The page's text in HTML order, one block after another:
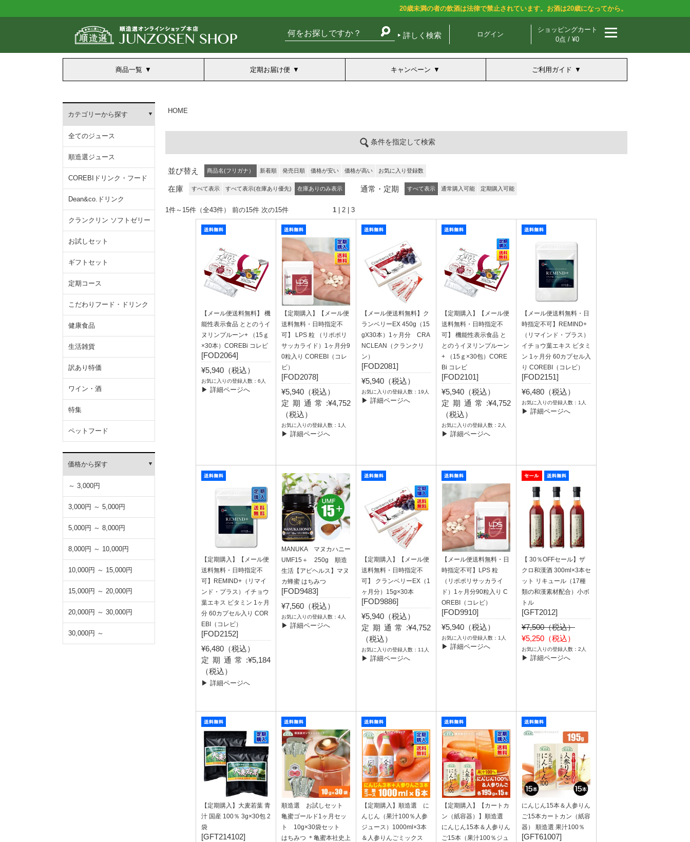
20歳未満の者の飲酒は法律で禁止されています。お酒は20歳になってから。
詳しく検索 ログイン
ショッピングカート
0点 / ¥0
商品一覧 定期お届け便 キャンペーン ご利用ガイド
カテゴリーから探す
全てのジュース
順造選ジュース
COREBIドリンク・フード
Dean&co.ドリンク
クランクリン ソフトゼリー
お試しセット
ギフトセット
定期コース
こだわりフード・ドリンク
健康食品
生活雑貨
訳あり特価
ワイン・酒
特集
ペットフード
価格から探す
～ 3,000円
3,000円 ～ 5,000円
5,000円 ～ 8,000円
8,000円 ～ 10,000円
10,000円 ～ 15,000円
15,000円 ～ 20,000円
20,000円 ～ 30,000円
30,000円 ～
HOME
条件を指定して検索
並び替え 商品名(フリガナ） 新着順 発売日順 価格が安い 価格が高い お気に入り登録数
在庫 すべて表示 すべて表示(在庫あり優先) 在庫ありのみ表示 通常・定期 すべて表示 通常購入可能 定期購入可能
1件～15件（全43件） 前の15件 次の15件 1 2 3
【メール便送料無料】 機
能性表示食品 ととのうイ
ヌリンプルーン+ （15ｇ
×30本）COREBi コレビ
[FOD2064]
¥5,940（税込）
お気に入りの登録人数：6人
▶ 詳細ページへ
【定期購入】【メール便
送料無料・日時指定不
可】 LPS 粒 （リポポリ
サッカライド）1ヶ月分9
0粒入り COREBI（コレ
ビ）
[FOD2078]
¥5,940（税込）
定期通常:¥4,752
（税込）
お気に入りの登録人数：1人
▶ 詳細ページへ
【メール便送料無料】ク
ランベリーEX 450g（15
gX30本）1ヶ月分 CRA
NCLEAN（クランクリ
ン）
[FOD2081]
¥5,940（税込）
お気に入りの登録人数：19人
▶ 詳細ページへ
【定期購入】【メール便
送料無料・日時指定不
可】 機能性表示食品 と
とのうイヌリンプルーン
+ （15ｇ×30包）CORE
Bi コレビ
[FOD2101]
¥5,940（税込）
定期通常:¥4,752
（税込）
お気に入りの登録人数：2人
▶ 詳細ページへ
【メール便送料無料・日
時指定不可】REMIND+
（リマインド・プラス）
イチョウ葉エキス ビタミ
ン 1ヶ月分 60カプセル入
り COREBI（コレビ）
[FOD2151]
¥6,480（税込）
お気に入りの登録人数：1人
▶ 詳細ページへ
【定期購入】【メール便
送料無料・日時指定不
可】REMIND+（リマイ
ンド・プラス）イチョウ
葉エキス ビタミン 1ヶ月
分 60カプセル入り COR
EBI（コレビ）
[FOD2152]
¥6,480（税込）
定期通常:¥5,184
（税込）
▶ 詳細ページへ
MANUKA マヌカハニー
UMF15＋ 250g 順造
生活【アピヘルス】マヌ
カ蜂蜜 はちみつ
[FOD9483]
¥7,560（税込）
お気に入りの登録人数：4人
▶ 詳細ページへ
【定期購入】【メール便
送料無料・日時指定不
可】 クランベリーEX（1
ヶ月分）15g×30本
[FOD9886]
¥5,940（税込）
定期通常:¥4,752
（税込）
お気に入りの登録人数：11人
▶ 詳細ページへ
【メール便送料無料・日
時指定不可】LPS 粒
（リポポリサッカライ
ド）1ヶ月分90粒入り C
OREBI（コレビ）
[FOD9910]
¥5,940（税込）
お気に入りの登録人数：1人
▶ 詳細ページへ
【 30％OFFセール】ザ
クロ和漢酒 300ml×3本セ
ット リキュール（17種
類の和漢素材配合）小ボ
トル
[GFT2012]
¥7,500（税込）
¥5,250（税込）
お気に入りの登録人数：2人
▶ 詳細ページへ
【定期購入】大麦若葉 青
汁 国産 100％ 3g×30包 2
袋
[GFT214102]
順造選 お試しセット
亀蜜ゴールド1ヶ月セッ
ト 10g×30袋セット
はちみつ ＊亀蜜本社史上
【定期購入】順造選 に
んじん（果汁100％人参
ジュース）1000ml×3本
＆人参りんごミックス
【定期購入】【カートカ
ン（紙容器）】順造選
にんじん15本＆人参りん
ご15本（果汁100％ジュ
にんじん15本＆人参りん
ご15本カートカン（紙容
器） 順造選 果汁100％
[GFT61007]